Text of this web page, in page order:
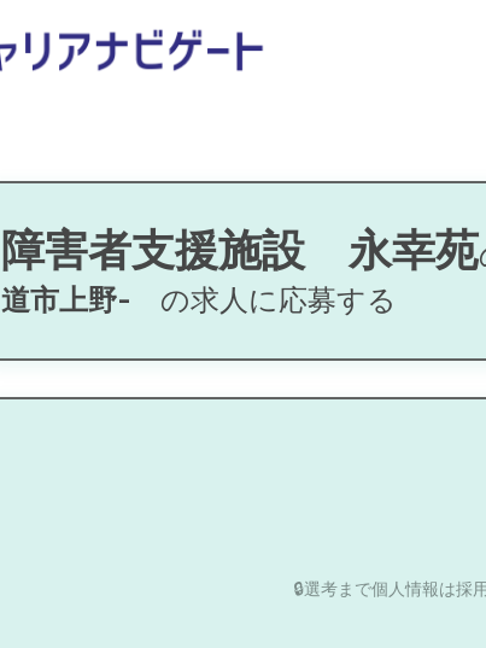
障害者支援施設 永幸苑
道市上野- の求人に応募する
🔒選考まで個人情報は採